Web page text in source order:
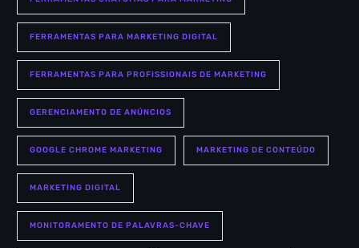
FERRAMENTAS PARA MARKETING DIGITAL
FERRAMENTAS PARA PROFISSIONAIS DE MARKETING
GERENCIAMENTO DE ANÚNCIOS
GOOGLE CHROME MARKETING MARKETING DE CONTEÚDO
MARKETING DIGITAL
MONITORAMENTO DE PALAVRAS-CHAVE